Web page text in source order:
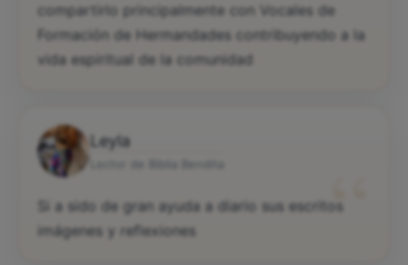
compartirlo principalmente con Vocales de
Formación de Hermandades contribuyendo a la
vida espiritual de la comunidad
Leyla
“
Si a sido de gran ayuda a diario sus escritos
imágenes y reflexiones